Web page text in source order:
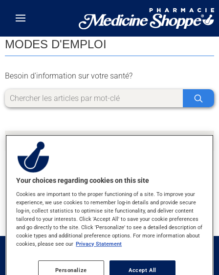
MODES D'EMPLOI
Besoin d'information sur votre santé?
RÉSULTATS POUR LA LETTRE N
Your choices regarding cookies on this site
Cookies are important to the proper functioning of a site. To improve your
experience, we use cookies to remember log-in details and provide secure
log-in, collect statistics to optimise site functionality, and deliver content
tailored to your interests. Click 'Accept All' to save your cookie preferences
and go directly to the site. Click 'Personalize' to see a detailed description of
cookie types and additional preference options. For more information about
cookies, please see our Privacy Statement
Personalize Accept All